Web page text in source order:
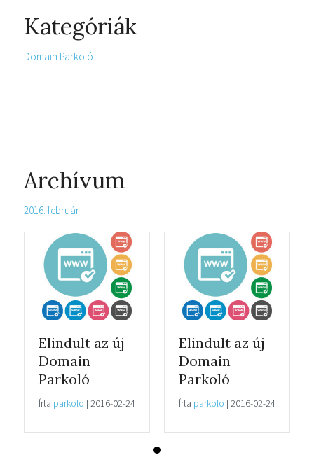
Kategóriák
Domain Parkoló
Archívum
2016. február
Elindult az új
Domain
Parkoló
Írta parkolo | 2016-02-24
Elindult az új
Domain
Parkoló
Írta parkolo | 2016-02-24